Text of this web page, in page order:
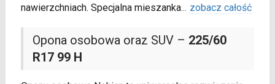
nawierzchniach. Specjalna mieszanka... zobacz całość
Opona osobowa oraz SUV – 225/60
R17 99 H